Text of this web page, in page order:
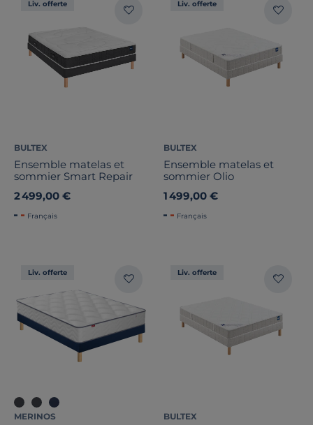
Liv. offerte
BULTEX
Ensemble matelas et
sommier Smart Repair
2 499,00 €
Français
Liv. offerte
BULTEX
Ensemble matelas et
sommier Olio
1 499,00 €
Français
Liv. offerte
MERINOS
Liv. offerte
BULTEX